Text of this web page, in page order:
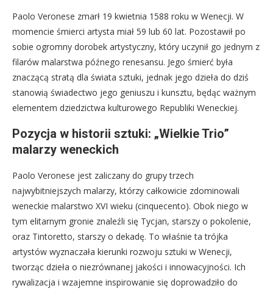
Paolo Veronese zmarł 19 kwietnia 1588 roku w Wenecji. W
momencie śmierci artysta miał 59 lub 60 lat. Pozostawił po
sobie ogromny dorobek artystyczny, który uczynił go jednym z
filarów malarstwa późnego renesansu. Jego śmierć była
znaczącą stratą dla świata sztuki, jednak jego dzieła do dziś
stanowią świadectwo jego geniuszu i kunsztu, będąc ważnym
elementem dziedzictwa kulturowego Republiki Weneckiej.
Pozycja w historii sztuki: „Wielkie Trio”
malarzy weneckich
Paolo Veronese jest zaliczany do grupy trzech
najwybitniejszych malarzy, którzy całkowicie zdominowali
weneckie malarstwo XVI wieku (cinquecento). Obok niego w
tym elitarnym gronie znaleźli się Tycjan, starszy o pokolenie,
oraz Tintoretto, starszy o dekadę. To właśnie ta trójka
artystów wyznaczała kierunki rozwoju sztuki w Wenecji,
tworząc dzieła o niezrównanej jakości i innowacyjności. Ich
rywalizacja i wzajemne inspirowanie się doprowadziło do